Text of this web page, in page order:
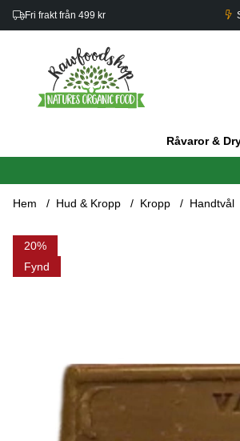
Fri frakt från 499 kr
Råvaror &
Hem Hud & Kropp Kropp Handtvål
20
Fynd
Produktbilder Tvål Vanilla 100g